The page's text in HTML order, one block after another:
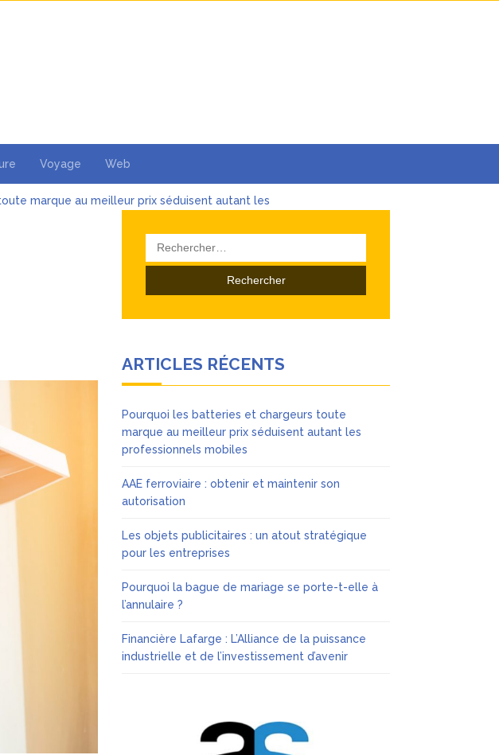
Voyage Web
marque au meilleur prix séduisent autant les
autorisation
pour les entreprises
t-elle à l’annulaire ?
industrielle et de l’investissement
Rechercher :
ARTICLES RÉCENTS
Pourquoi les batteries et chargeurs toute
marque au meilleur prix séduisent autant les
professionnels mobiles
AAE ferroviaire : obtenir et maintenir son
autorisation
Les objets publicitaires : un atout stratégique
pour les entreprises
Pourquoi la bague de mariage se porte-t-elle à
l’annulaire ?
Financière Lafarge : L’Alliance de la puissance
industrielle et de l’investissement d’avenir